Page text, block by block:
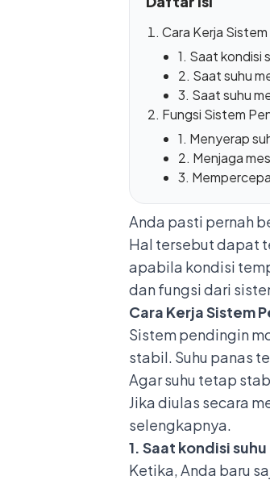
Cara Kerja
1. Saat kondisi
2. Saat suhu
3. Saat suhu
Fungsi Sistem
1. Menyerap
2. Menjaga
3.
Anda pasti pernah
Hal tersebut dapat
apabila kondisi
dan fungsi dari
Cara Kerja Sistem
Sistem pendingin
stabil. Suhu panas
Agar suhu tetap
Jika diulas secara
selengkapnya.
1. Saat kondisi
Ketika, Anda baru